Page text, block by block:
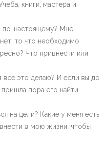
книги, мастера и
по-настоящему? Мне
то что необходимо
Что привнести или
все это делаю? И если вы до
пора его найти.
на цели? Какие у меня есть
в мою жизни, чтобы